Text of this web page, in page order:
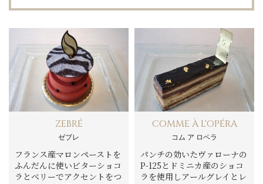
ZEBRÉ
ゼブレ
フランス産マロンペーストを
ふんだんに使いビターショコ
ラとベリーでアクセントをつ
COMME À L'OPÉRA
コム ア ロペラ
パンチの効いたヴァローナの
P-125とドミニカ産のショコ
ラを使用しアールグレイとレ